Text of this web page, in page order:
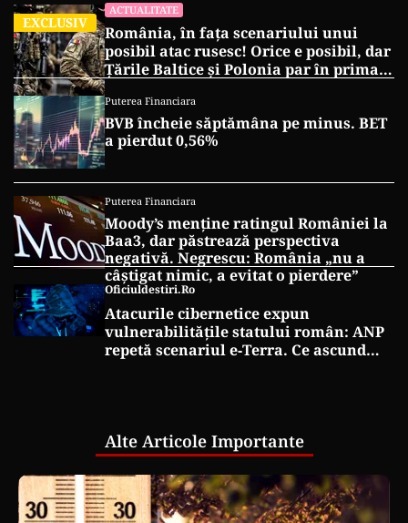
EXCLUSIV
ACTUALITATE
România, în fața scenariului unui
posibil atac rusesc! Orice e posibil, dar
Țările Baltice și Polonia par în prima
Puterea Financiara
BVB încheie săptămâna pe minus. BET
a pierdut 0,56%
Puterea Financiara
Moody’s menține ratingul României la
Baa3, dar păstrează perspectiva
negativă. Negrescu: România „nu a
câștigat nimic, a evitat o pierdere”
Oficiuldestiri.ro
Atacurile cibernetice expun
vulnerabilitățile statului român: ANP
repetă scenariul e‑Terra. Ce ascund
Alte Articole Importante